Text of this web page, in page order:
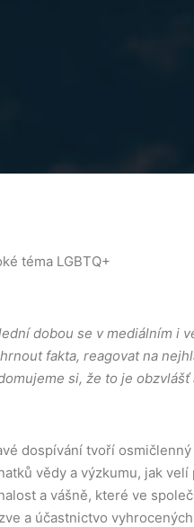
téma LGBTQ+
dobou se v mediálním i
fakta, reagovat na
si, že to je
dospívání tvoří
vědy a výzkumu, jak
a vášně, které ve
a účastnictvo